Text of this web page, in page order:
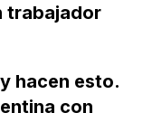
trabajador
hacen esto.
con